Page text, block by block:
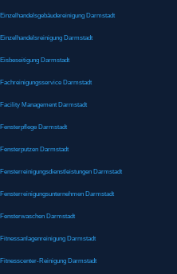
Einzelhandelsgebäudereinigung Darmstadt
Einzelhandelsreinigung Darmstadt
Eisbeseitigung Darmstadt
Fachreinigungsservice Darmstadt
Facility Management Darmstadt
Fensterpflege Darmstadt
Fensterputzen Darmstadt
Fensterreinigungsdienstleistungen Darmstadt
Fensterreinigungsunternehmen Darmstadt
Fensterwaschen Darmstadt
Fitnessanlagenreinigung Darmstadt
Fitnesscenter-Reinigung Darmstadt